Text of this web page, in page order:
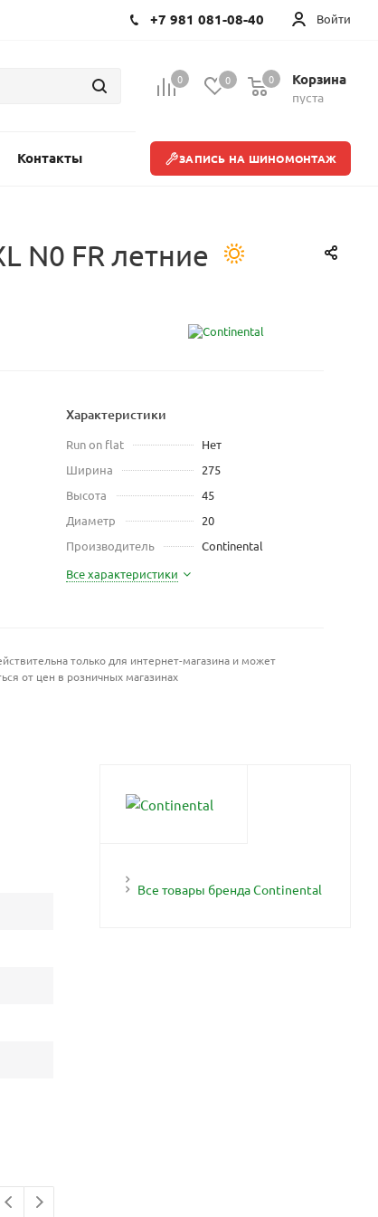
Войти
+7 981 081-08-40
0 0 Корзина
пуста
0
Контакты ЗАПИСЬ НА ШИНОМОНТАЖ
N0 FR летние
Характеристики
Run on flat
Нет
Ширина
275
Высота
45
Диаметр
20
Производитель
Continental
Все характеристики
только для интернет-магазина и может
от цен в розничных магазинах
Все товары бренда Continental